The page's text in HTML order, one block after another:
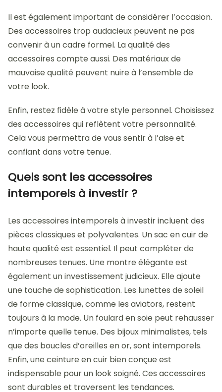
Il est également important de considérer l’occasion.
Des accessoires trop audacieux peuvent ne pas
convenir à un cadre formel. La qualité des
accessoires compte aussi. Des matériaux de
mauvaise qualité peuvent nuire à l’ensemble de
votre look.
Enfin, restez fidèle à votre style personnel. Choisissez
des accessoires qui reflètent votre personnalité.
Cela vous permettra de vous sentir à l’aise et
confiant dans votre tenue.
Quels sont les accessoires
intemporels à investir ?
Les accessoires intemporels à investir incluent des
pièces classiques et polyvalentes. Un sac en cuir de
haute qualité est essentiel. Il peut compléter de
nombreuses tenues. Une montre élégante est
également un investissement judicieux. Elle ajoute
une touche de sophistication. Les lunettes de soleil
de forme classique, comme les aviators, restent
toujours à la mode. Un foulard en soie peut rehausser
n’importe quelle tenue. Des bijoux minimalistes, tels
que des boucles d’oreilles en or, sont intemporels.
Enfin, une ceinture en cuir bien conçue est
indispensable pour un look soigné. Ces accessoires
sont durables et traversent les tendances.